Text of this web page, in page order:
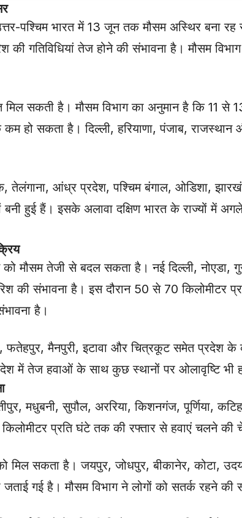
पश्चिम भारत में 13 जून तक मौसम अस्थिर बना
गतिविधियां तेज होने की संभावना है। मौसम
मिल सकती है। मौसम विभाग का अनुमान है कि 11 से
हो सकता है। दिल्ली, हरियाणा, पंजाब,
तेलंगाना, आंध्र प्रदेश, पश्चिम बंगाल, ओडिशा,
हुई हैं। इसके अलावा दक्षिण भारत के राज्यों में
मौसम तेजी से बदल सकता है। नई दिल्ली, नोएडा,
की संभावना है। इस दौरान 50 से 70 किलोमीटर
है।
फतेहपुर, मैनपुरी, इटावा और चित्रकूट समेत प्रदेश
में तेज हवाओं के साथ कुछ स्थानों पर ओलावृष्टि भी
मधुबनी, सुपौल, अररिया, किशनगंज, पूर्णिया,
प्रति घंटे तक की रफ्तार से हवाएं चलने की
मिल सकता है। जयपुर, जोधपुर, बीकानेर, कोटा,
गई है। मौसम विभाग ने लोगों को सतर्क रहने की